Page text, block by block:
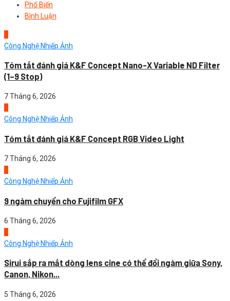
Phổ Biến
Bình Luận
Công Nghệ Nhiếp Ảnh
Tóm tắt đánh giá K&F Concept Nano-X Variable ND Filter
(1–9 Stop)
7 Tháng 6, 2026
Công Nghệ Nhiếp Ảnh
Tóm tắt đánh giá K&F Concept RGB Video Light
7 Tháng 6, 2026
Công Nghệ Nhiếp Ảnh
9 ngàm chuyển cho Fujifilm GFX
6 Tháng 6, 2026
Công Nghệ Nhiếp Ảnh
Sirui sắp ra mắt dòng lens cine có thể đổi ngàm giữa Sony,
Canon, Nikon...
5 Tháng 6, 2026